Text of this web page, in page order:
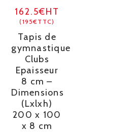
162.5€HT
(195€TTC)
Tapis de
gymnastique
Clubs
Epaisseur
8 cm –
Dimensions
(Lxlxh)
200 x 100
x 8 cm